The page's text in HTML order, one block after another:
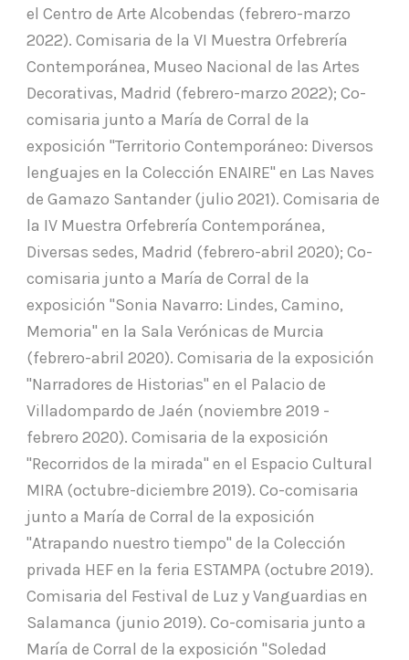
el Centro de Arte Alcobendas (febrero-marzo
2022). Comisaria de la VI Muestra Orfebrería
Contemporánea, Museo Nacional de las Artes
Decorativas, Madrid (febrero-marzo 2022); Co-
comisaria junto a María de Corral de la
exposición "Territorio Contemporáneo: Diversos
lenguajes en la Colección ENAIRE" en Las Naves
de Gamazo Santander (julio 2021). Comisaria de
la IV Muestra Orfebrería Contemporánea,
Diversas sedes, Madrid (febrero-abril 2020); Co-
comisaria junto a María de Corral de la
exposición "Sonia Navarro: Lindes, Camino,
Memoria" en la Sala Verónicas de Murcia
(febrero-abril 2020). Comisaria de la exposición
"Narradores de Historias" en el Palacio de
Villadompardo de Jaén (noviembre 2019 -
febrero 2020). Comisaria de la exposición
"Recorridos de la mirada" en el Espacio Cultural
MIRA (octubre-diciembre 2019). Co-comisaria
junto a María de Corral de la exposición
"Atrapando nuestro tiempo" de la Colección
privada HEF en la feria ESTAMPA (octubre 2019).
Comisaria del Festival de Luz y Vanguardias en
Salamanca (junio 2019). Co-comisaria junto a
María de Corral de la exposición "Soledad